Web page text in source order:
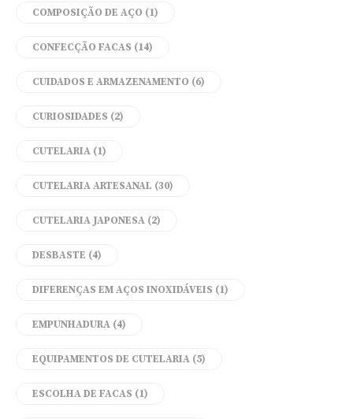
COMPOSIÇÃO DE AÇO (1)
CONFECÇÃO FACAS (14)
CUIDADOS E ARMAZENAMENTO (6)
CURIOSIDADES (2)
CUTELARIA (1)
CUTELARIA ARTESANAL (30)
CUTELARIA JAPONESA (2)
DESBASTE (4)
DIFERENÇAS EM AÇOS INOXIDÁVEIS (1)
EMPUNHADURA (4)
EQUIPAMENTOS DE CUTELARIA (5)
ESCOLHA DE FACAS (1)